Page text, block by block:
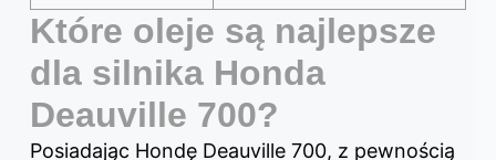
Które oleje są najlepsze
dla silnika Honda
Deauville 700?
Posiadając Hondę Deauville 700, z pewnością